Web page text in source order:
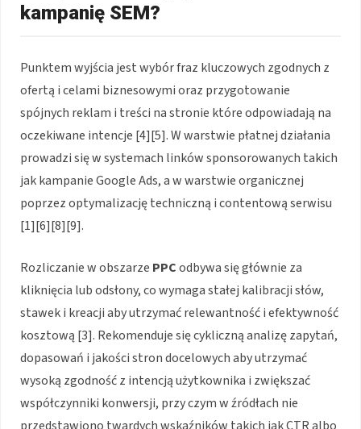
kampanię SEM?
Punktem wyjścia jest wybór fraz kluczowych zgodnych z
ofertą i celami biznesowymi oraz przygotowanie
spójnych reklam i treści na stronie które odpowiadają na
oczekiwane intencje [4][5]. W warstwie płatnej działania
prowadzi się w systemach linków sponsorowanych takich
jak kampanie Google Ads, a w warstwie organicznej
poprzez optymalizację techniczną i contentową serwisu
[1][6][8][9].
Rozliczanie w obszarze PPCodbywa się głównie za
kliknięcia lub odsłony, co wymaga stałej kalibracji słów,
stawek i kreacji aby utrzymać relewantność i efektywność
kosztową [3]. Rekomenduje się cykliczną analizę zapytań,
dopasowań i jakości stron docelowych aby utrzymać
wysoką zgodność z intencją użytkownika i zwiększać
współczynniki konwersji, przy czym w źródłach nie
przedstawiono twardych wskaźników takich jak CTR albo